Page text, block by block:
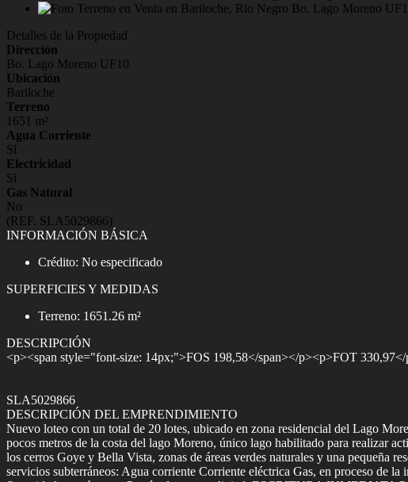
Detalles de la Propiedad
Dirección
Bo. Lago Moreno UF10
Ubicación
Bariloche
Terreno
1651 m²
Agua Corriente
Sí
Electricidad
Sí
Gas Natural
No
(REF. SLA5029866)
INFORMACIÓN BÁSICA
Crédito: No especificado
SUPERFICIES Y MEDIDAS
Terreno: 1651.26 m²
DESCRIPCIÓN
<p><span style="font-size: 14px;">FOS 198,58</span></p><p>FOT
SLA5029866
DESCRIPCIÓN DEL EMPRENDIMIENTO
Nuevo loteo con un total de 20 lotes, ubicado en zona residencial del Lago
pocos metros de la costa del lago Moreno, único lago habilitado para realizar
los cerros Goye y Bella Vista, zonas de áreas verdes naturales y una pequeña
servicios subterráneos: Agua corriente Corriente eléctrica Gas, en proceso de